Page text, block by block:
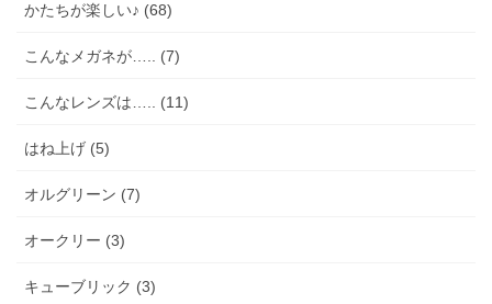
かたちが楽しい♪ (68)
こんなメガネが….. (7)
こんなレンズは….. (11)
はね上げ (5)
オルグリーン (7)
オークリー (3)
キューブリック (3)